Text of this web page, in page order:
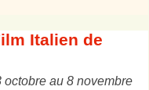
Italien de
octobre au 8 novembre